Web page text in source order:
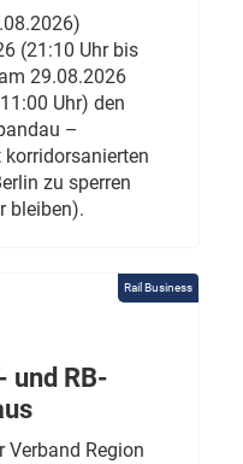
(21:10 Uhr bis
29.08.2026
Uhr) den
–
zu sperren
bleiben).
Rail Business
und RB-
Verband Region